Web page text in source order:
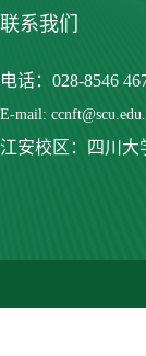
联系我们
电话：028-8546
E-mail:
江安校区：四川大